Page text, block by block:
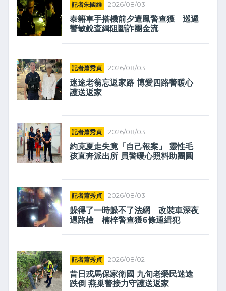
記者朱國維 2026/08/03
泰籍車手搭機前夕遭鳳警查獲 巡邏
警敏銳查緝阻斷詐團金流
記者蕭秀貞 2026/08/03
迷途老翁忘返家路 博愛四路警暖心
護送返家
記者蕭秀貞 2026/08/03
約克夏走失竟「自己報案」 靈性毛
孩直奔派出所 員警暖心照料助團圓
記者蕭秀貞 2026/08/03
躲得了一時躲不了法網 改裝車深夜
遇路檢 楠梓警查獲6條通緝犯
記者蕭秀貞 2026/08/02
昔日戎馬保家衛國 九旬老榮民迷途
跌倒 燕巢警接力守護送返家